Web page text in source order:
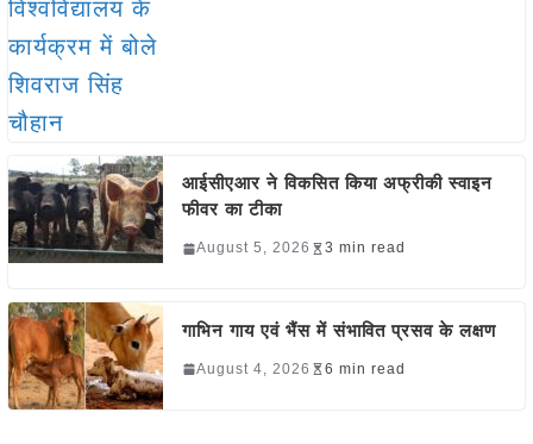
आईसीएआर ने विकसित किया अफ्रीकी स्वाइन
फीवर का टीका
August 5, 2026 3 min read
गाभिन गाय एवं भैंस में संभावित प्रसव के लक्षण
August 4, 2026 6 min read